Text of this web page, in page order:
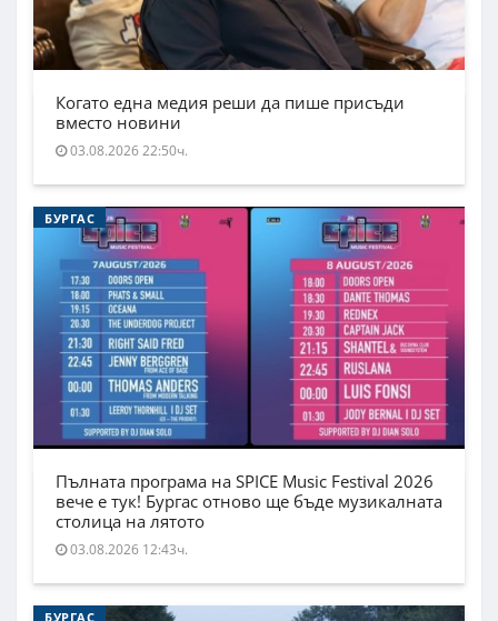
Когато една медия реши да пише присъди
вместо новини
03.08.2026 22:50ч.
БУРГАС
Пълната програма на SPICE Music Festival 2026
вече е тук! Бургас отново ще бъде музикалната
столица на лятото
03.08.2026 12:43ч.
БУРГАС